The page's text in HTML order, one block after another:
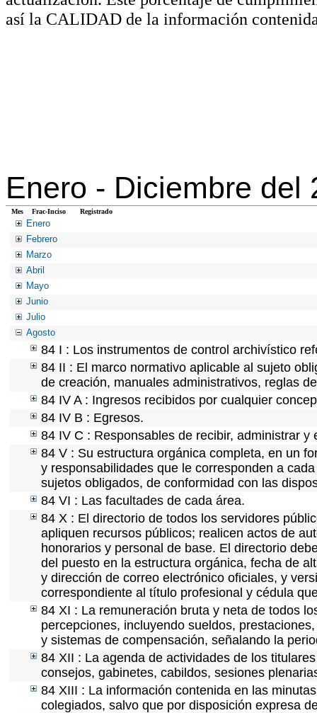
así la CALIDAD de la información
Enero - Diciembre del
Mes Frac-Inciso Registrado
Enero
Febrero
Marzo
Abril
Mayo
Junio
Julio
Agosto
84 I : Los instrumentos de control archivístico
84 II : El marco normativo aplicable al sujeto
de creación, manuales administrativos, reglas
84 IV A : Ingresos recibidos por cualquier
84 IV B : Egresos.
84 IV C : Responsables de recibir, administrar y
84 V : Su estructura orgánica completa, en un
y responsabilidades que le corresponden a
sujetos obligados, de conformidad con las
84 VI : Las facultades de cada área.
84 X : El directorio de todos los servidores
apliquen recursos públicos; realicen actos de
honorarios y personal de base. El directorio
del puesto en la estructura orgánica, fecha de
y dirección de correo electrónico oficiales, y
correspondiente al título profesional y cédula
84 XI : La remuneración bruta y neta de todos
percepciones, incluyendo sueldos,
y sistemas de compensación, señalando la
84 XII : La agenda de actividades de los
consejos, gabinetes, cabildos, sesiones
84 XIII : La información contenida en las
colegiados, salvo que por disposición expresa